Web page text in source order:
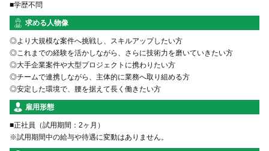
■学歴不問
求める人物像
◎より大規模な案件へ挑戦し、スキルアップしたい方
◎これまでの経験を活かしながら、さらに技術力を磨いていきたい方
◎大手企業案件や大型プロジェクトに携わりたい方
◎チームで連携しながら、主体的に業務へ取り組める方
◎安定した環境で、腰を据えて長く働きたい方
雇用形態
■正社員（試用期間：2ヶ月）
※試用期間中の給与や待遇に変動はありません。